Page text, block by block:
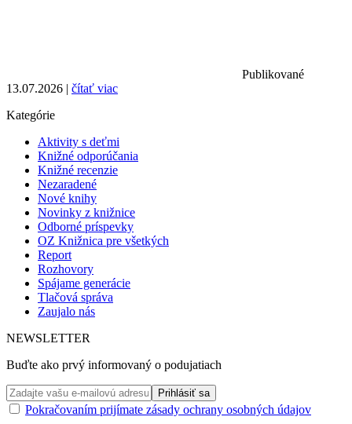
Publikované
13.07.2026 | čítať viac
Kategórie
Aktivity s deťmi
Knižné odporúčania
Knižné recenzie
Nezaradené
Nové knihy
Novinky z knižnice
Odborné príspevky
OZ Knižnica pre všetkých
Report
Rozhovory
Spájame generácie
Tlačová správa
Zaujalo nás
NEWSLETTER
Buďte ako prvý informovaný o podujatiach
Pokračovaním prijímate zásady ochrany osobných údajov